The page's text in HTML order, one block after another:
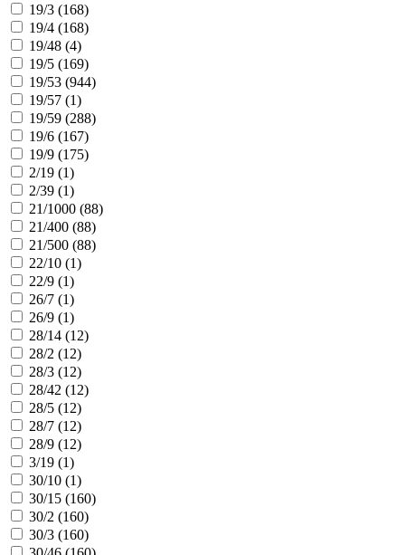
19/3 (168)
19/4 (168)
19/48 (4)
19/5 (169)
19/53 (944)
19/57 (1)
19/59 (288)
19/6 (167)
19/9 (175)
2/19 (1)
2/39 (1)
21/1000 (88)
21/400 (88)
21/500 (88)
22/10 (1)
22/9 (1)
26/7 (1)
26/9 (1)
28/14 (12)
28/2 (12)
28/3 (12)
28/42 (12)
28/5 (12)
28/7 (12)
28/9 (12)
3/19 (1)
30/10 (1)
30/15 (160)
30/2 (160)
30/3 (160)